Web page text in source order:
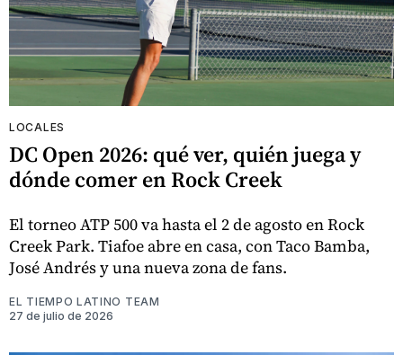
LOCALES
DC Open 2026: qué ver, quién juega y
dónde comer en Rock Creek
El torneo ATP 500 va hasta el 2 de agosto en Rock
Creek Park. Tiafoe abre en casa, con Taco Bamba,
José Andrés y una nueva zona de fans.
EL TIEMPO LATINO TEAM
27 de julio de 2026